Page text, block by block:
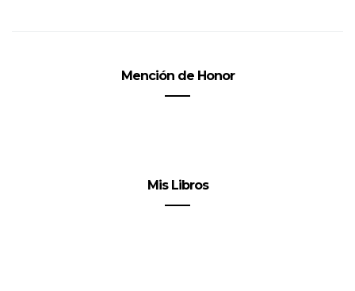
Mención de Honor
Mis Libros